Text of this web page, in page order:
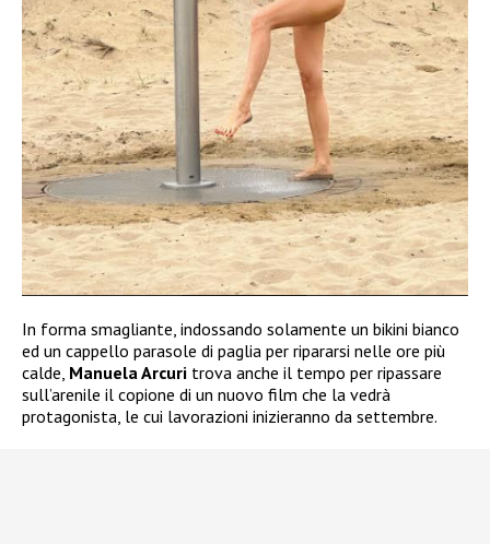
In forma smagliante, indossando solamente un bikini bianco
ed un cappello parasole di paglia per ripararsi nelle ore più
calde, Manuela Arcuri trova anche il tempo per ripassare
sull’arenile il copione di un nuovo film che la vedrà
protagonista, le cui lavorazioni inizieranno da settembre.